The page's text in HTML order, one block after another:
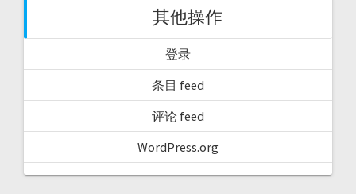
其他操作
登录
条目 feed
评论 feed
WordPress.org